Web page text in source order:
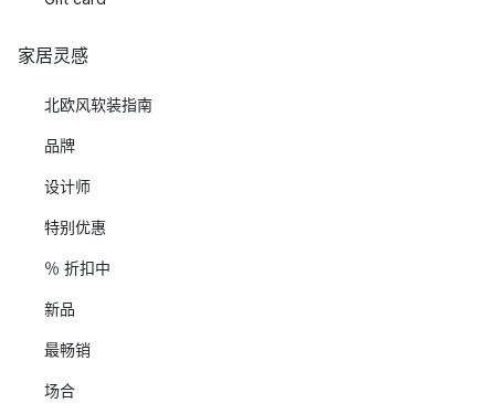
家居灵感
北欧风软装指南
品牌
设计师
特别优惠
％ 折扣中
新品
最畅销
场合